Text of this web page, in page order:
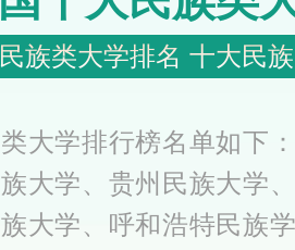
族类大学排名 十大民
大学排行榜名单如下
大学、贵州民族大学
大学、呼和浩特民族